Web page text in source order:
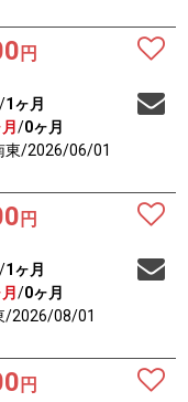
円
/1ヶ月
/0ヶ月
東/2026/06/01
円
/1ヶ月
/0ヶ月
/2026/08/01
円